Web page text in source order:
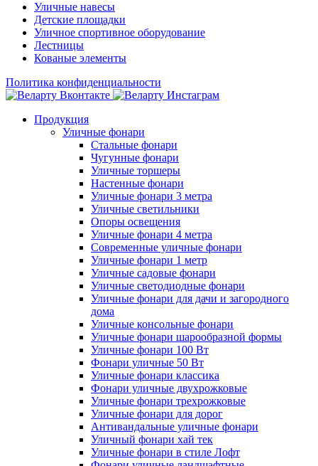
Уличные навесы
Детские площадки
Уличное спортивное оборудование
Лестницы
Кованые элементы
Политика конфиденциальности
Продукция
Уличные фонари
Стальные фонари
Чугунные фонари
Уличные торшеры
Настенные фонари
Уличные фонари 3 метра
Уличные светильники
Опоры освещения
Уличные фонари 4 метра
Современные уличные фонари
Уличные фонари 1 метр
Уличные садовые фонари
Уличные светодиодные фонари
Уличные фонари для дачи и загородного
дома
Уличные консольные фонари
Уличные фонари шарообразной формы
Уличные фонари 100 Вт
Фонари уличные 50 Вт
Уличные фонари классика
Фонари уличные двухрожковые
Уличные фонари трехрожковые
Уличные фонари для дорог
Антивандальные уличные фонари
Уличный фонари хай тек
Уличные фонари в стиле Лофт